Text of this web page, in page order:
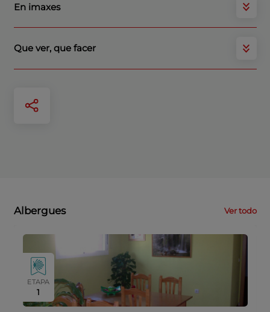
En imaxes
Que ver, que facer
Albergues Ver todo
ETAPA
1